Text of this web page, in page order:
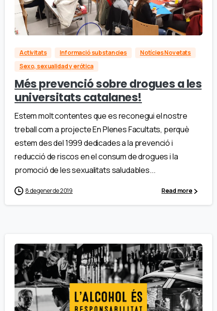
Activitats Informació substancies
Notícies Novetats
Sexo, sexualidad y erótica
Més prevenció sobre drogues a les
universitats catalanes!
Estem molt contentes que es reconegui el nostre
treball com a projecte En Plenes Facultats, perquè
estem des del 1999 dedicades a la prevenció i
reducció de riscos en el consum de drogues i la
promoció de les sexualitats saludables...
8 de gener de 2019 Read more